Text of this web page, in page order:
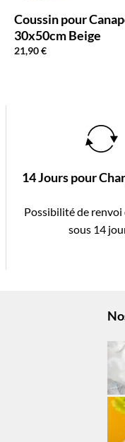
Coussin pour
30x50cm Beige
21,90€
14 Jours pour
Possibilité de renvoi
sous 14